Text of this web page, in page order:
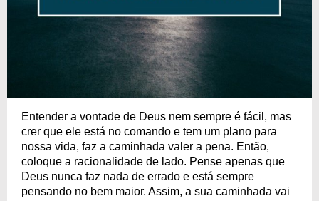
Entender a vontade de Deus nem sempre é fácil, mas
crer que ele está no comando e tem um plano para
nossa vida, faz a caminhada valer a pena. Então,
coloque a racionalidade de lado. Pense apenas que
Deus nunca faz nada de errado e está sempre
pensando no bem maior. Assim, a sua caminhada vai